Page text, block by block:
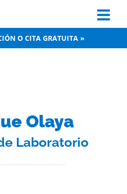
O CITA GRATUITA »
Olaya
Laboratorio